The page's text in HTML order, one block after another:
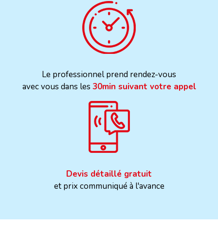
Le professionnel prend rendez-vous
avec vous dans les 30min suivant votre appel
Devis détaillé gratuit
et prix communiqué à l'avance